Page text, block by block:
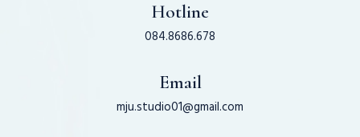
Hotline
084.8686.678
Email
mju.studio01@gmail.com